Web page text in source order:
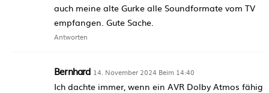
auch meine alte Gurke alle Soundformate vom TV
empfangen. Gute Sache.
Antworten
Bernhard 14. November 2024 Beim 14:40
Ich dachte immer, wenn ein AVR Dolby Atmos fähig